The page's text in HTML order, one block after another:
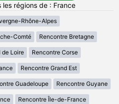
régions de : France
Rhône-Alpes
Comté Rencontre Bretagne
de Loire Rencontre Corse
Rencontre Grand Est
Guadeloupe Rencontre Guyane
Rencontre Île-de-France